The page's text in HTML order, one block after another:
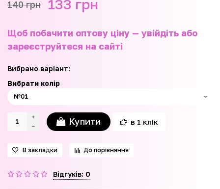
140 грн 133 грн
Щоб побачити оптову ціну — увійдіть або
зареєструйтеся на сайті
Вибрано варіант:
Вибрати колір
Купити в 1 клік
В закладки До порівняння
Відгуків: 0